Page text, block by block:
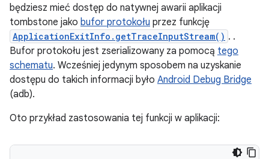
będziesz mieć dostęp do natywnej awarii aplikacji
tombstone jako bufor protokołu przez funkcję
ApplicationExitInfo.getTraceInputStream() . .
Bufor protokołu jest zserializowany za pomocą tego
schematu. Wcześniej jedynym sposobem na uzyskanie
dostępu do takich informacji było Android Debug Bridge
(adb).
Oto przykład zastosowania tej funkcji w aplikacji: